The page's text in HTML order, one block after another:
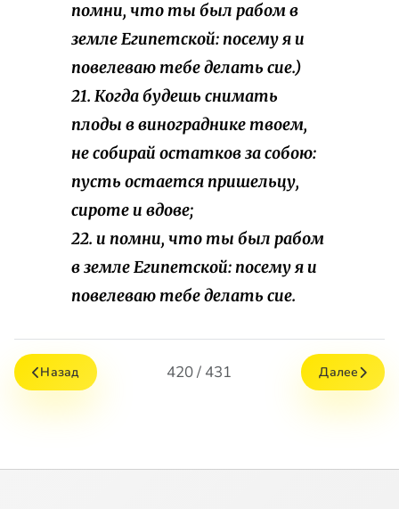
помни, что ты был рабом в
земле Египетской: посему я и
повелеваю тебе делать сие.)
21. Когда будешь снимать
плоды в винограднике твоем,
не собирай остатков за собою:
пусть остается пришельцу,
сироте и вдове;
22. и помни, что ты был рабом
в земле Египетской: посему я и
повелеваю тебе делать сие.
Назад 420 / 431 Далее